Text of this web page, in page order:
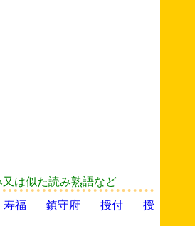
は似た読み熟語など
寿福 鎮守府 授付
授